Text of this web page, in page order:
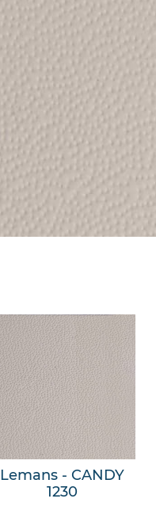
Lemans - CANDY
1230